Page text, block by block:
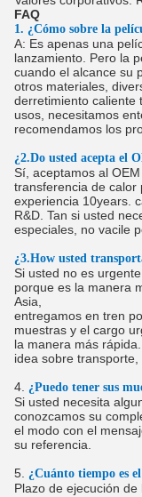
FAQ
1. ¿Cómo sobre la
A: Es apenas una
lanzamiento. Pero la
cuando el alcance su
otros materiales,
derretimiento caliente
usos, necesitamos
recomendamos los
¿2.Do usted acepta el
Sí, aceptamos al
transferencia de calor
experiencia 10years.
R&D. Tan si usted
especiales, no vacile
¿3.How usted
Si usted no es
porque es la manera
Asia,
entregamos en tren
muestras y el cargo
la manera más
idea sobre transporte,
4. ¿Puedo tener sus
Si usted necesita
conozcamos su
el modo con el
su referencia.
5. ¿Cuánto tiempo es
Plazo de ejecución